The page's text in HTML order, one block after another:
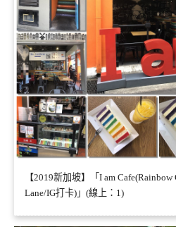
【2019新加坡】「I am
Lane/IG打卡)」(線上：1)